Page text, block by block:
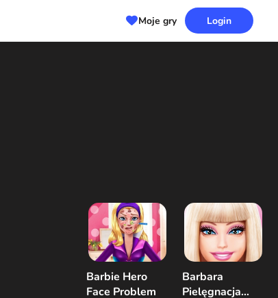
Moje gry Login
Barbie Hero
Face Problem
Barbara
Pielęgnacja